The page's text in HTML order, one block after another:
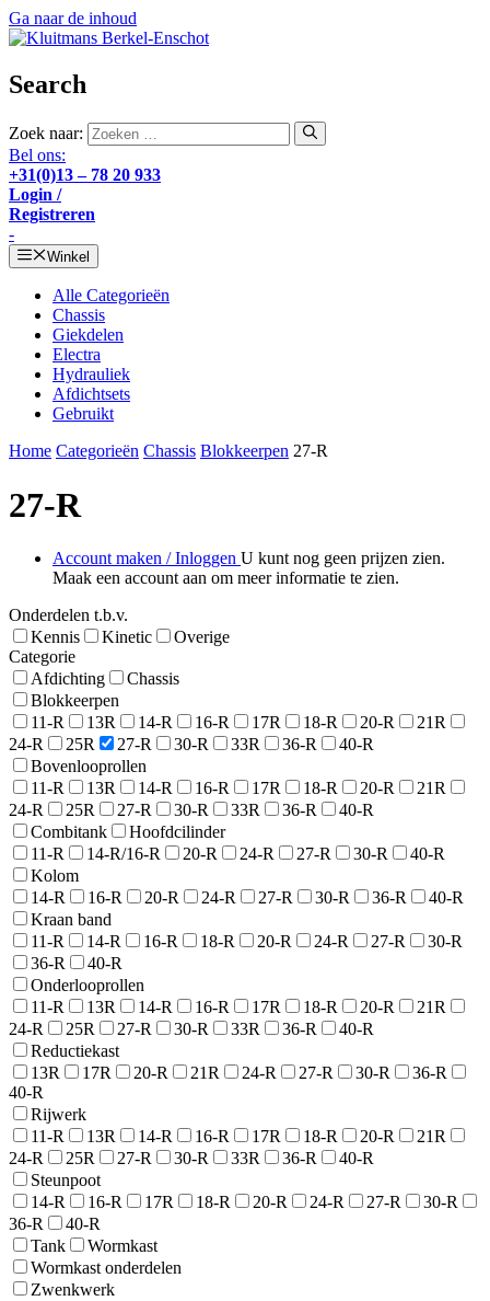
Ga naar de inhoud
Search
Zoek naar:
Bel ons:
+31(0)13 – 78 20 933
Login /
Registreren
-
Winkel
Alle Categorieën
Chassis
Giekdelen
Electra
Hydrauliek
Afdichtsets
Gebruikt
Home Categorieën Chassis Blokkeerpen 27-R
27-R
Account maken / Inloggen U kunt nog geen prijzen zien.
Maak een account aan om meer informatie te zien.
Onderdelen t.b.v.
Kennis
Kinetic
Overige
Categorie
Afdichting
Chassis
Blokkeerpen
11-R
13R 14-R 16-R 17R 18-R 20-R
21R
24-R
25R 27-R 30-R 33R 36-R
40-R
Bovenlooprollen
11-R
13R 14-R 16-R 17R 18-R 20-R
21R
24-R
25R 27-R 30-R 33R 36-R
40-R
Combitank
Hoofdcilinder
11-R
14-R/16-R 20-R 24-R 27-R 30-R
40-R
Kolom
14-R
16-R 20-R 24-R 27-R 30-R 36-R
40-R
Kraan band
11-R
14-R 16-R 18-R 20-R 24-R 27-R
30-R
36-R
40-R
Onderlooprollen
11-R
13R 14-R 16-R 17R 18-R 20-R
21R
24-R
25R 27-R 30-R 33R 36-R
40-R
Reductiekast
13R
17R 20-R 21R 24-R 27-R 30-R
36-R
40-R
Rijwerk
11-R
13R 14-R 16-R 17R 18-R 20-R
21R
24-R
25R 27-R 30-R 33R 36-R
40-R
Steunpoot
14-R
16-R 17R 18-R 20-R 24-R 27-R
30-R
36-R
40-R
Tank
Wormkast
Wormkast onderdelen
Zwenkwerk